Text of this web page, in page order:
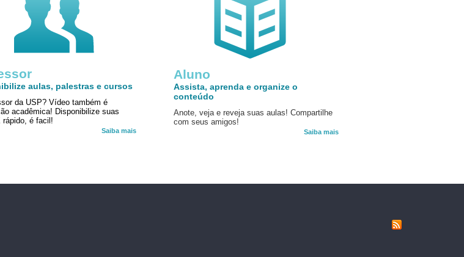
Aluno
Assista, aprenda e organize o
conteúdo
Anote, veja e reveja suas aulas! Compartilhe
com seus amigos!
Saiba mais
aulas, palestras e cursos
da USP? Vídeo também é
acadêmica! Disponibilize suas
rápido, é facil!
Saiba mais